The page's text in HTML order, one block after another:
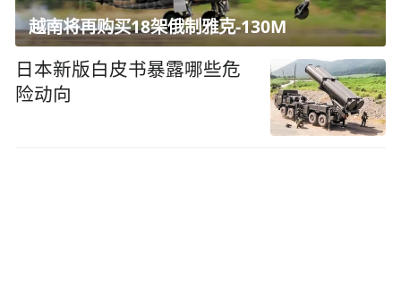
越南将再购买18架俄制雅克-130M
日本新版白皮书暴露哪些危
险动向